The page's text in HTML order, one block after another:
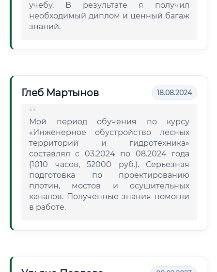
учебу. В результате я получил
необходимый диплом и ценный багаж
знаний.
Глеб Мартынов 18.08.2024
Мой период обучения по курсу
«Инженерное обустройство лесных
территорий и гидротехника»
составлял с 03.2024 по 08.2024 года
(1010 часов, 52000 руб.). Серьезная
подготовка по проектированию
плотин, мостов и осушительных
каналов. Полученные знания помогли
в работе.